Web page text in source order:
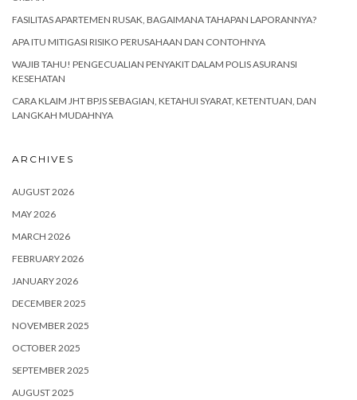
FASILITAS APARTEMEN RUSAK, BAGAIMANA TAHAPAN LAPORANNYA?
APA ITU MITIGASI RISIKO PERUSAHAAN DAN CONTOHNYA
WAJIB TAHU! PENGECUALIAN PENYAKIT DALAM POLIS ASURANSI
KESEHATAN
CARA KLAIM JHT BPJS SEBAGIAN, KETAHUI SYARAT, KETENTUAN, DAN
LANGKAH MUDAHNYA
ARCHIVES
AUGUST 2026
MAY 2026
MARCH 2026
FEBRUARY 2026
JANUARY 2026
DECEMBER 2025
NOVEMBER 2025
OCTOBER 2025
SEPTEMBER 2025
AUGUST 2025